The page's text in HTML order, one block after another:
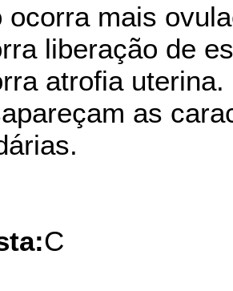
ocorra mais
liberação de
atrofia uterina.
as
C